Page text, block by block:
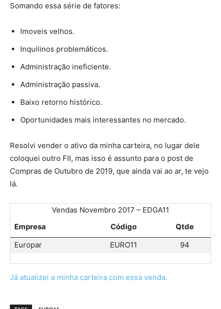
Somando essa série de fatores:
Imoveis velhos.
Inquilinos problemáticos.
Administração ineficiente.
Administração passiva.
Baixo retorno histórico.
Oportunidades mais interessantes no mercado.
Resolvi vender o ativo da minha carteira, no lugar dele
coloquei outro FII, mas isso é assunto para o post de
Compras de Outubro de 2019, que ainda vai ao ar, te vejo
lá.
Vendas Novembro 2017 – EDGA11
Empresa
Código
Qtde
Europar
EURO11 94
Já atualizei a minha carteira com essa venda.